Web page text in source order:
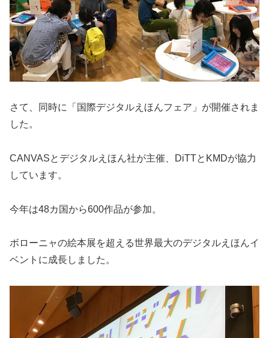
さて、同時に「国際デジタルえほんフェア」が開催されま
した。
CANVASとデジタルえほん社が主催、DiTTとKMDが協力
しています。
今年は48カ国から600作品が参加。
ボローニャの絵本展を超える世界最大のデジタルえほんイ
ベントに成長しました。